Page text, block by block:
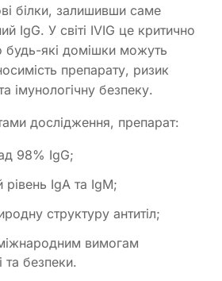
білки, залишивши саме
IgG. У світі IVIG це критично
які домішки можуть
препарату, ризик
імунологічну безпеку.
дослідження, препарат:
98% IgG;
рівень IgA та IgM;
структуру антитіл;
вимогам
та безпеки.